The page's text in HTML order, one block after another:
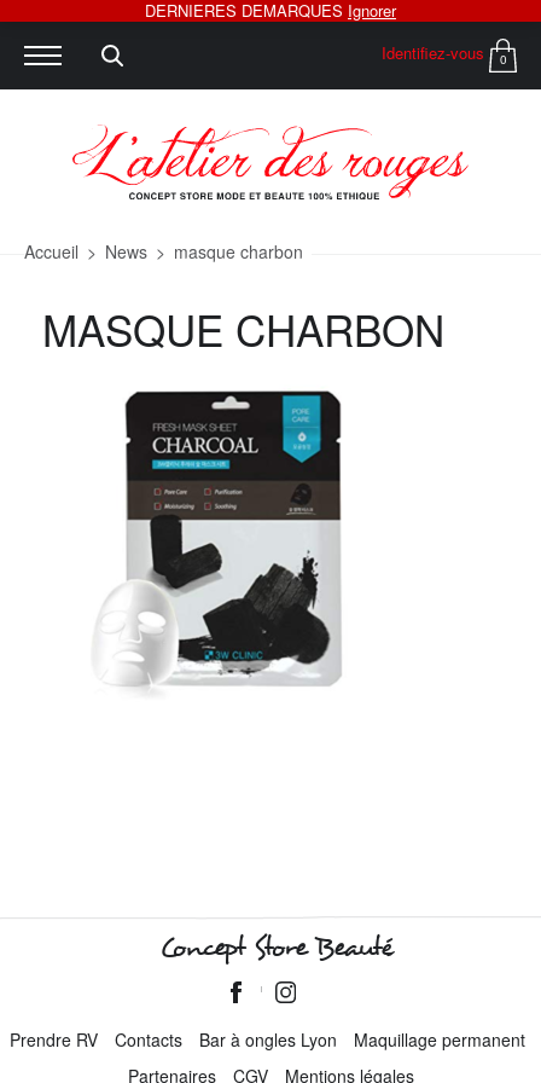
Identifiez-vous 0
Accueil > News > masque charbon
MASQUE CHARBON
Concept Store Beauté
Prendre RV Contacts Bar à ongles Lyon
Maquillage permanent
Partenaires
CGV Mentions légales
DERNIERES DEMARQUES Ignorer